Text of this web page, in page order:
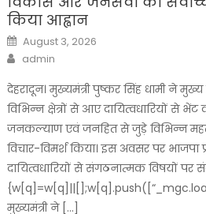
किया आह्वान
Posted
on
August 3, 2026
Author
admin
देहरादून। मुख्यमंत्री पुष्कर सिंह धामी ने
विभिन्न क्षेत्रों से आए दायित्वधारियों से
जनकल्याण एवं जनहित से जुड़े विभिन्न
विचार-विमर्श किया। इस अवसर पर भाजपा
दायित्वधारियों से संगठनात्मक विषयों पर
मुख्यमंत्री ने […]